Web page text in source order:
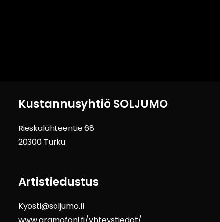
Kustannusyhtiö SOLJUMO
Rieskalähteentie 68
20300 Turku
Artistiedustus
Kyosti@soljumo.fi